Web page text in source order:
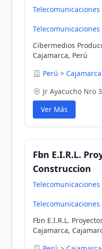
Telecomunicaciones
Telecomunicaciones
Cibermedios
Cajamarca, Perú
Perú > Cajamarca
Jr Ayacucho Nro
Ver Más
Fbn E.I.R.L.
Construccion
Telecomunicaciones
Telecomunicaciones
Fbn E.I.R.L.
Cajamarca,